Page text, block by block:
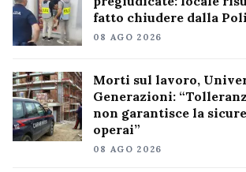
fatto chiudere dalla
08 AGO 2026
Morti sul lavoro,
Generazioni:
non garantisce la
operai”
08 AGO 2026